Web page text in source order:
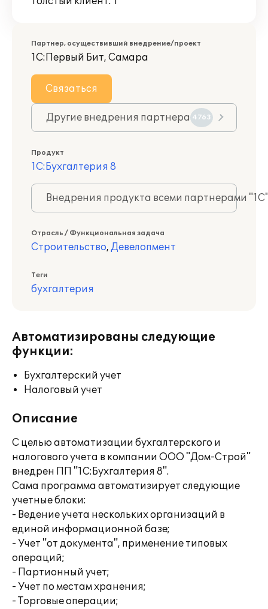
Партнер, осуществивший внедрение/проект
1С:Первый Бит, Самара
Связаться
Другие внедрения партнера 4763
Продукт
1С:Бухгалтерия 8
Внедрения продукта всеми партнерами
Отрасль / Функциональная задача
Строительство, Девелопмент
Теги
бухгалтерия
Автоматизированы следующие
функции:
Бухгалтерский учет
Налоговый учет
Описание
С целью автоматизации бухгалтерского и
налогового учета в компании ООО "Дом-Строй"
внедрен ПП "1С:Бухгалтерия 8".
Сама программа автоматизирует следующие
учетные блоки:
- Ведение учета нескольких организаций в
единой информационной базе;
- Учет "от документа", применение типовых
операций;
- Партионный учет;
- Учет по местам хранения;
- Торговые операции;